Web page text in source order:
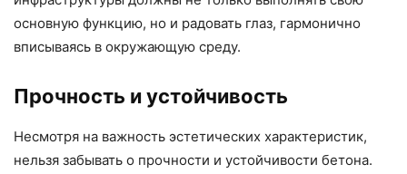
основную функцию, но и радовать глаз, гармонично
вписываясь в окружающую среду.
Прочность и устойчивость
Несмотря на важность эстетических характеристик,
нельзя забывать о прочности и устойчивости бетона.